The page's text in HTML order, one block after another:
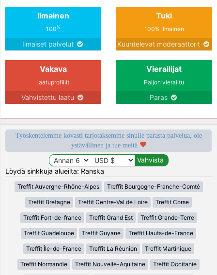
Ilmainen
100%
Ilmaiset palvelut
Tuki
100% ilmainen
Kuuntelevat moderaattorit
Vakava
laatuprofiilit
Vahvistettu laatu
Vierailijat
Paljon vierailtu
Paras
Työskentelemme kovasti tarjotaksemme sinulle parasta palvelua, ole
ystävällinen ja tue meitä
Löydä sinkkuja alueilta: Ranska
Treffit Auvergne-Rhône-Alpes Treffit Bourgogne-Franche-Comté
Treffit Bretagne Treffit Centre-Val de Loire Treffit Corse
Treffit Fort-de-france Treffit Grand Est Treffit Grande-Terre
Treffit Guadeloupe Treffit Guyane Treffit Hauts-de-France
Treffit Île-de-France Treffit La Réunion Treffit Martinique
Treffit Normandie Treffit Nouvelle-Aquitaine Treffit Occitanie